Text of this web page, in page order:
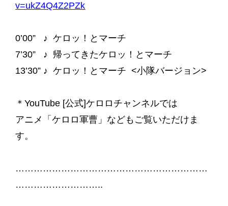
v=ukZ4Q4Z2PZk
0’00” ♪ ケロッ！とマーチ
7’30” ♪ 帰ってきたケロッ！とマーチ
13’30” ♪ ケロッ！とマーチ <小隊バージョン>
＊YouTube [公式]ケロロチャンネルでは
アニメ「ケロロ軍曹」などもご覧いただけま
す。
………………………………………………………
………………………..